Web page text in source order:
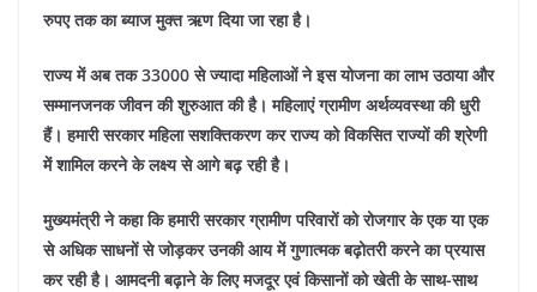
रुपए तक का ब्याज मुक्त ऋण दिया जा रहा है।
राज्य में अब तक 33000 से ज्यादा महिलाओं ने इस योजना का लाभ उठाया और
सम्मानजनक जीवन की शुरुआत की है। महिलाएं ग्रामीण अर्थव्यवस्था की धुरी
हैं। हमारी सरकार महिला सशक्तिकरण कर राज्य को विकसित राज्यों की श्रेणी
में शामिल करने के लक्ष्य से आगे बढ़ रही है।
मुख्यमंत्री ने कहा कि हमारी सरकार ग्रामीण परिवारों को रोजगार के एक या एक
से अधिक साधनों से जोड़कर उनकी आय में गुणात्मक बढ़ोतरी करने का प्रयास
कर रही है। आमदनी बढ़ाने के लिए मजदूर एवं किसानों को खेती के साथ-साथ